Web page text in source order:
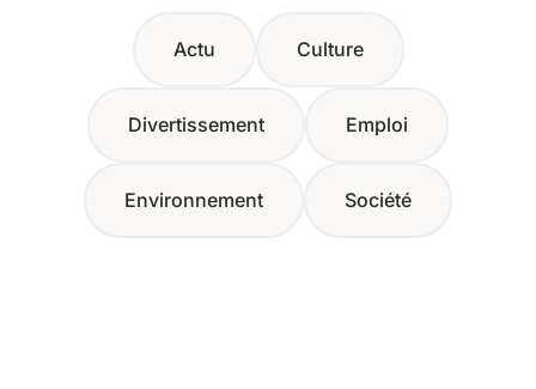
Actu Culture
Divertissement Emploi
Environnement Société